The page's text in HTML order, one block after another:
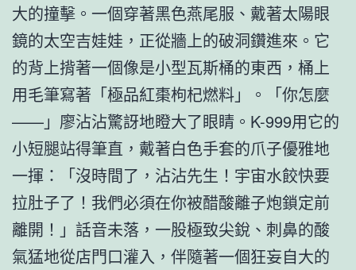
大的撞擊。一個穿著黑色燕尾服、戴著太陽眼
鏡的太空吉娃娃，正從牆上的破洞鑽進來。它
的背上揹著一個像是小型瓦斯桶的東西，桶上
用毛筆寫著「極品紅棗枸杞燃料」。「你怎麼
——」廖沾沾驚訝地瞪大了眼睛。K-999用它的
小短腿站得筆直，戴著白色手套的爪子優雅地
一揮：「沒時間了，沾沾先生！宇宙水餃快要
拉肚子了！我們必須在你被醋酸離子炮鎖定前
離開！」話音未落，一股極致尖銳、刺鼻的酸
氣猛地從店門口灌入，伴隨著一個狂妄自大的